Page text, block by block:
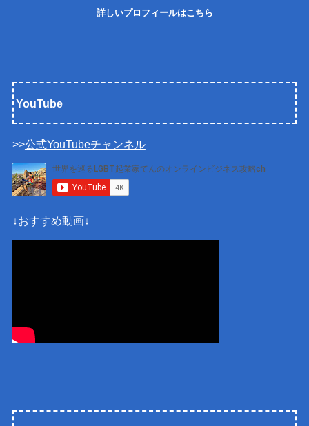
詳しいプロフィールはこちら
YouTube
>>公式YouTubeチャンネル
↓おすすめ動画↓